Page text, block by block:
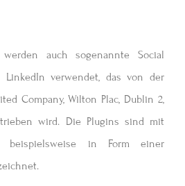
auch sogenannte Social
LinkedIn verwendet, das von der
Company, Wilton Plac, Dublin 2,
wird. Die Plugins sind mit
beispielsweise in Form einer